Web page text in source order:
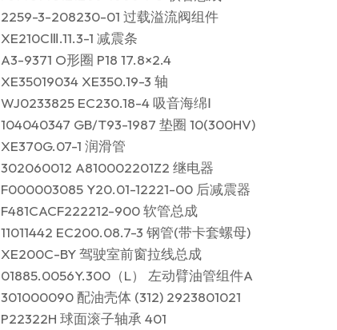
2259-3-208230-01 过载溢流阀组件
XE210CⅢ.11.3-1 减震条
A3-9371 O形圈 P18 17.8×2.4
XE35019034 XE350.19-3 轴
WJ0233825 EC230.18-4 吸音海绵Ⅰ
104040347 GB/T93-1987 垫圈 10(300HV)
XE370G.07-1 润滑管
302060012 A810002201Z2 继电器
F000003085 Y20.01-12221-00 后减震器
F481CACF222212-900 软管总成
11011442 EC200.08.7-3 钢管(带卡套螺母)
XE200C-BY 驾驶室前窗拉线总成
01885.0056Y.300（L） 左动臂油管组件A
301000090 配油壳体 (312) 2923801021
P22322H 球面滚子轴承 401